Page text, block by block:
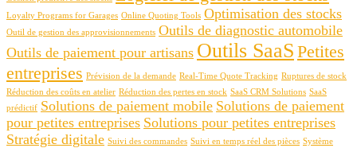
Loyalty Programs for Garages Online Quoting Tools Optimisation des stocks
Outil de gestion des approvisionnements Outils de diagnostic automobile
Outils de paiement pour artisans Outils SaaS Petites
entreprises Prévision de la demande Real-Time Quote Tracking Ruptures de stock
Réduction des coûts en atelier Réduction des pertes en stock SaaS CRM Solutions SaaS
prédictif Solutions de paiement mobile Solutions de paiement
pour petites entreprises Solutions pour petites entreprises
Stratégie digitale Suivi des commandes Suivi en temps réel des pièces Système